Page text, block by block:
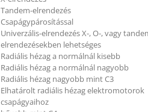
Tandem-elrendezés
Csapágypárosítással
Univerzális-elrendezés X-, O-, vagy
elrendezésekben lehetséges
Radiális hézag a normálnál kisebb
Radiális hézag a normálnál nagyobb
Radiális hézag nagyobb mint C3
Elhatárolt radiális hézag elektromotorok
csapágyaihoz